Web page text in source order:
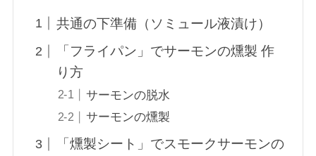
共通の下準備（ソミュール液漬け）
「フライパン」でサーモンの燻製 作
り方
サーモンの脱水
サーモンの燻製
「燻製シート」でスモークサーモンの